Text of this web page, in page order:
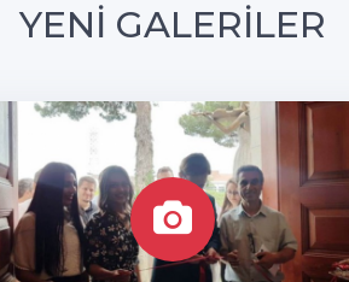
YENİ GALERİLER